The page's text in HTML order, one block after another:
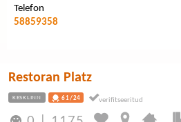
Telefon
58859358
Restoran Platz
KESKLINN 61/24